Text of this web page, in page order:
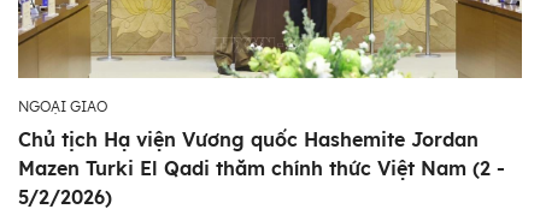
NGOẠI GIAO
Chủ tịch Hạ viện Vương quốc Hashemite Jordan
Mazen Turki El Qadi thăm chính thức Việt Nam (2 -
5/2/2026)